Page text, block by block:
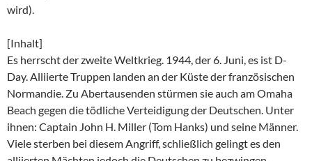
wird).
[Inhalt]
Es herrscht der zweite Weltkrieg. 1944, der 6. Juni, es ist D-
Day. Alliierte Truppen landen an der Küste der französischen
Normandie. Zu Abertausenden stürmen sie auch am Omaha
Beach gegen die tödliche Verteidigung der Deutschen. Unter
ihnen: Captain John H. Miller (Tom Hanks) und seine Männer.
Viele sterben bei diesem Angriff, schließlich gelingt es den